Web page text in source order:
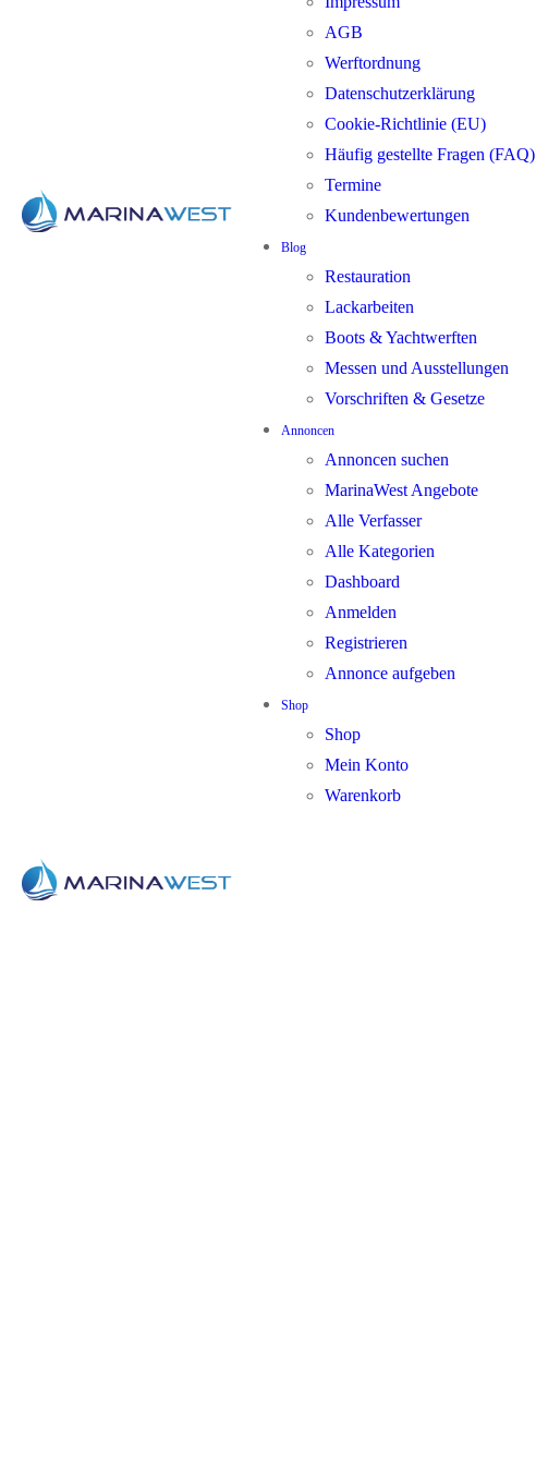
AGB
Werftordnung
Datenschutzerklärung
Cookie-Richtlinie (EU)
Häufig gestellte Fragen (FAQ)
Termine
Kundenbewertungen
Blog
Restauration
Lackarbeiten
Boots & Yachtwerften
Messen und Ausstellungen
Vorschriften & Gesetze
Annoncen
Annoncen suchen
MarinaWest Angebote
Alle Verfasser
Alle Kategorien
Dashboard
Anmelden
Registrieren
Annonce aufgeben
Shop
Shop
Mein Konto
Warenkorb